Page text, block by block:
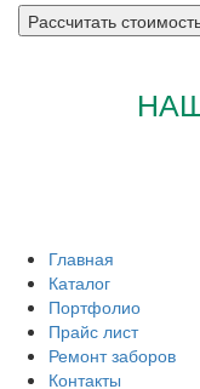
Главная
Каталог
Портфолио
Прайс лист
Ремонт заборов
Контакты